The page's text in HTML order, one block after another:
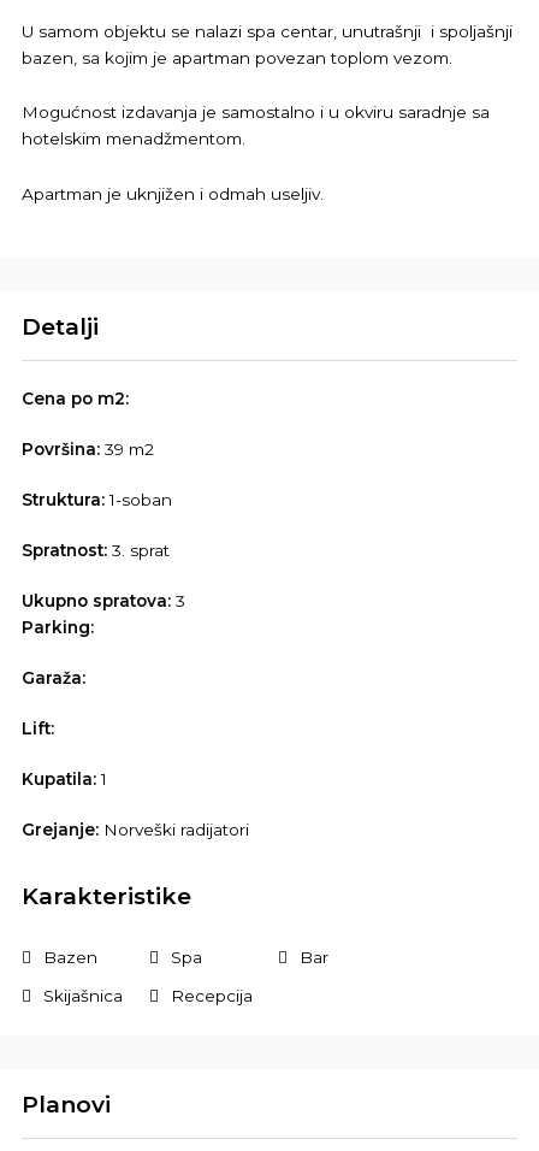
U samom objektu se nalazi spa centar, unutrašnji i spoljašnji
bazen, sa kojim je apartman povezan toplom vezom.
Mogućnost izdavanja je samostalno i u okviru saradnje sa
hotelskim menadžmentom.
Apartman je uknjižen i odmah useljiv.
Detalji
Cena po m2:
Površina:39 m2
Struktura:1-soban
Spratnost:3. sprat
Ukupno spratova:3
Parking:
Garaža:
Lift:
Kupatila:1
Grejanje:Norveški radijatori
Karakteristike
Bazen Spa
Bar
Skijašnica
Recepcija
Planovi